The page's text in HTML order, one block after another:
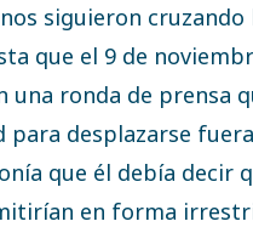
siguieron
que el 9 de
una ronda de prensa
desplazarse
que él debía decir
en forma